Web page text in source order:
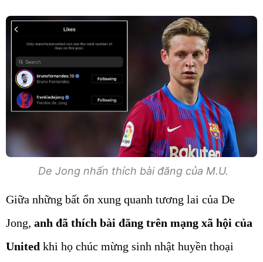
De Jong nhấn thích bài đăng của M.U.
Giữa những bất ổn xung quanh tương lai của De
Jong, anh đã thích bài đăng trên mạng xã hội của
United khi họ chúc mừng sinh nhật huyền thoại